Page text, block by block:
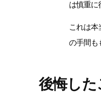
は慎重に
これは
の手間も
後悔した